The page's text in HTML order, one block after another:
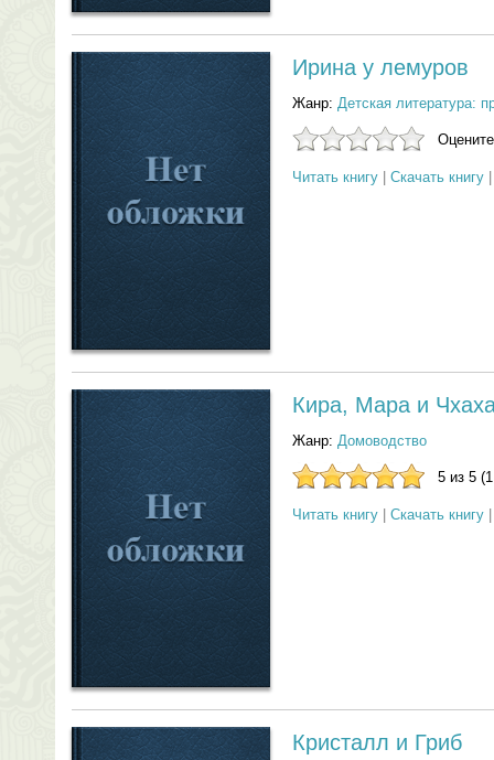
Ирина у лемуров
Жанр: Детская литература:
Читать книгу Скачать книгу
Кира, Мара и
Жанр: Домоводство
5 из 5
Читать книгу Скачать книгу
Кристалл и Гриб